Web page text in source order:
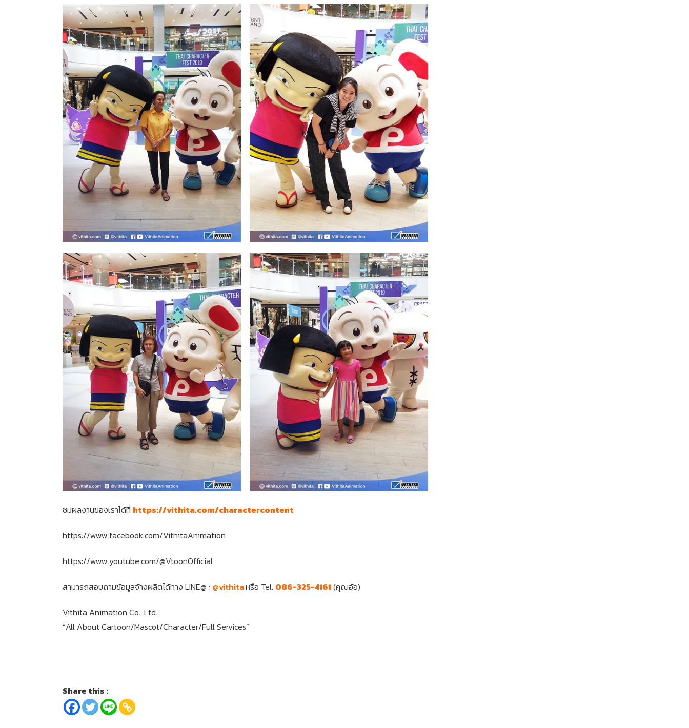
ชมผลงานของเราได้ที่ https://vithita.com/charactercontent
https://www.facebook.com/VithitaAnimation
https://www.youtube.com/@VtoonOfficial
สามารถสอบถามข้อมูลจ้างผลิตได้ทาง LINE@ : @vithitaหรือ Tel. 086-325-4161 (คุณอ้อ)
Vithita Animation Co., Ltd.
“All About Cartoon/Mascot/Character/Full Services”
Share this :